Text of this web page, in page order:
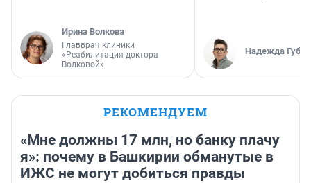
Ирина Волкова
Главврач клиники
«Реабилитация доктора
Волковой»
Надежда
РЕКОМЕНДУЕМ
«Мне должны 17 млн, но банку плачу
я»: почему в Башкирии обманутые в
ИЖС не могут добиться правды